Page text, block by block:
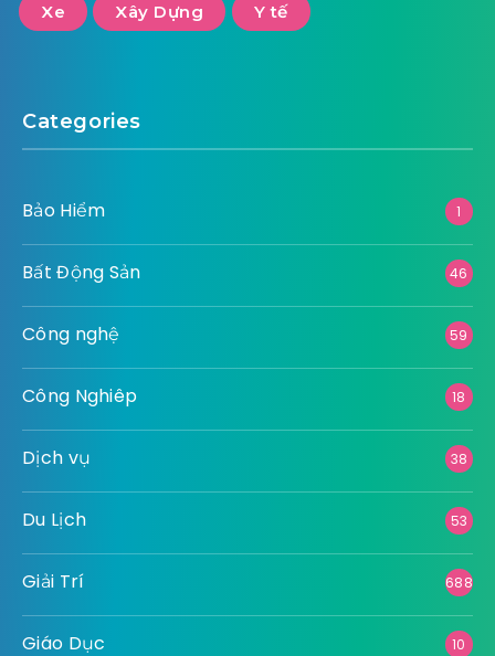
Xe Xây Dựng Y tế
Categories
Bảo Hiểm 1
Bất Động Sản 46
Công nghệ 59
Công Nghiêp 18
Dịch vụ 38
Du Lịch 53
Giải Trí 688
Giáo Dục 10